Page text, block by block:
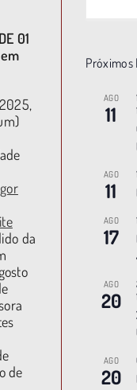
01
em
da
de
Próximos
AGO
11
AGO
11
AGO
17
AGO
20
AGO
20